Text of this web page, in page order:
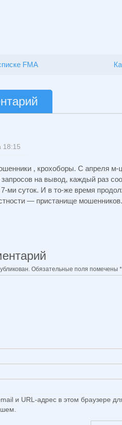
FMA
18:15
, крохоборы. С апреля м-
на вывод, каждый раз
ми суток. И в то-же время
— пристанище
Обязательные поля помечены *
и URL-адрес в этом браузере